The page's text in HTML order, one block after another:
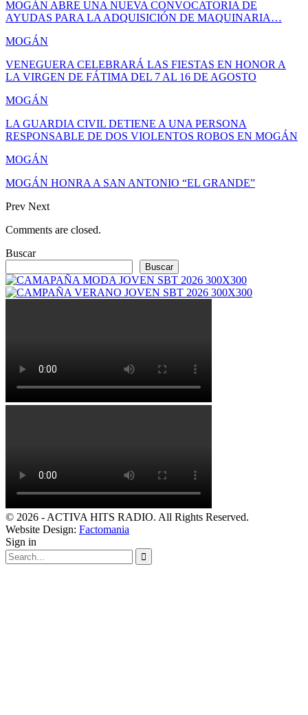
MOGÁN ABRE UNA NUEVA CONVOCATORIA DE
AYUDAS PARA LA ADQUISICIÓN DE MAQUINARIA…
MOGÁN
VENEGUERA CELEBRARÁ LAS FIESTAS EN HONOR A
LA VIRGEN DE FÁTIMA DEL 7 AL 16 DE AGOSTO
MOGÁN
LA GUARDIA CIVIL DETIENE A UNA PERSONA
RESPONSABLE DE DOS VIOLENTOS ROBOS EN MOGÁN
MOGÁN
MOGÁN HONRA A SAN ANTONIO “EL GRANDE”
Prev Next
Comments are closed.
Buscar
Buscar
© 2026 - ACTIVA HITS RADIO. All Rights Reserved.
Website Design: Factomania
Sign in